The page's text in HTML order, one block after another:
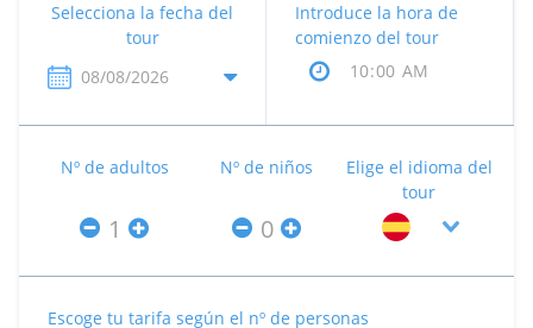
Selecciona la fecha del
tour
Introduce la hora de
comienzo del tour
Nº de adultos Nº de niños
Elige el idioma del
tour
Escoge tu tarifa según el nº de personas